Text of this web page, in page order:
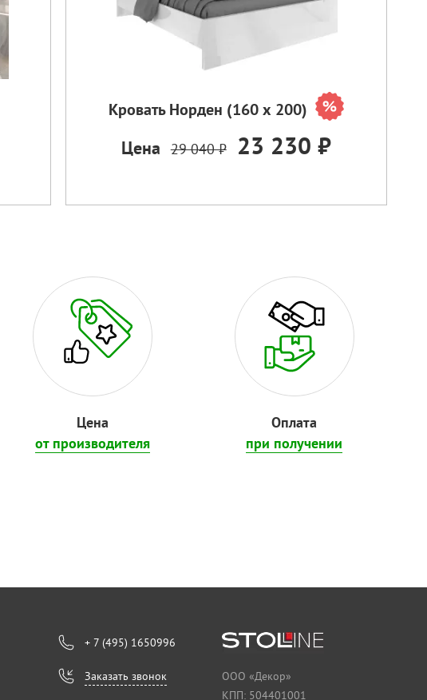
Кровать Норден (160 х 200)
Цена 29 040 ₽ 23 230 ₽
Цена
от производителя
Оплата
при получении
+ 7 (495) 1650996
Заказать звонок
ООО «Декор»
КПП: 504401001